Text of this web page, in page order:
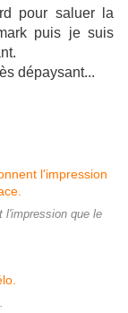
pour saluer la
puis je suis
dépaysant...
l'impression que le